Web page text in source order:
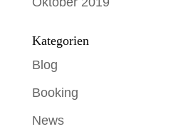
Kategorien
Blog
Booking
News